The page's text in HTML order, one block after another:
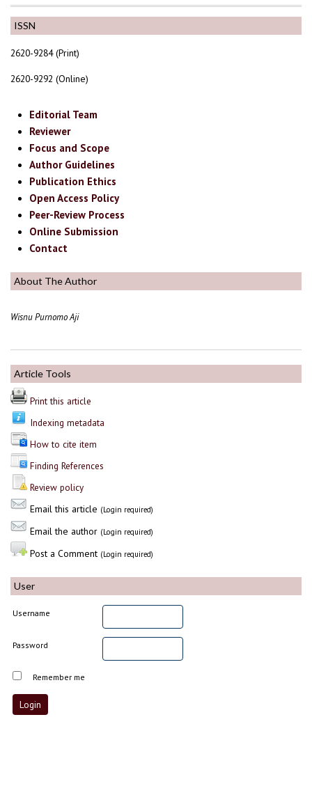
ISSN
2620-9284 (Print)
2620-9292 (Online)
Editorial Team
Reviewer
Focus and Scope
Author Guidelines
Publication Ethics
Open Access Policy
Peer-Review Process
Online Submission
Contact
About The Author
Wisnu Purnomo Aji
Article Tools
Print this article
Indexing metadata
How to cite item
Finding References
Review policy
Email this article (Login required)
Email the author (Login required)
Post a Comment (Login required)
User
Username
Password
Remember me